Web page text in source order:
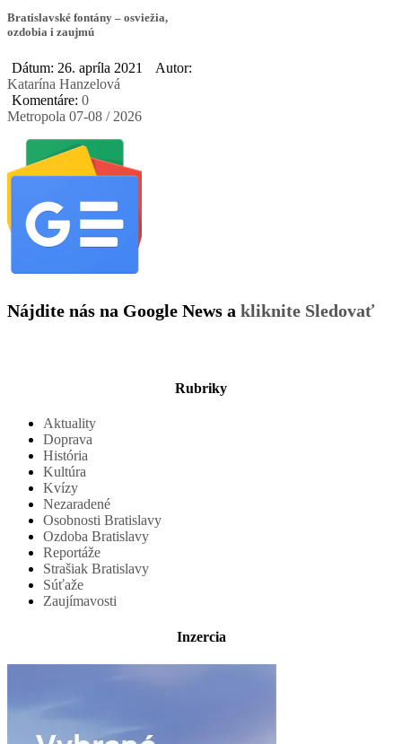
Bratislavské fontány – osviežia,
ozdobia i zaujmú
Dátum: 26. apríla 2021
Autor:
Katarína Hanzelová
Komentáre: 0
Metropola 07-08 / 2026
Nájdite nás na Google News a kliknite Sledovať
Rubriky
Aktuality
Doprava
História
Kultúra
Kvízy
Nezaradené
Osobnosti Bratislavy
Ozdoba Bratislavy
Reportáže
Strašiak Bratislavy
Súťaže
Zaujímavosti
Inzercia